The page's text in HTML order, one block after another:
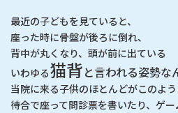
最近の子どもを見ていると、
座った時に骨盤が後ろに倒れ、
背中が丸くなり、頭が前に出ている
いわゆる猫背と言われる姿勢な
当院に来る子供のほとんどがこのよう
待合で座って問診票を書いたり、ゲ